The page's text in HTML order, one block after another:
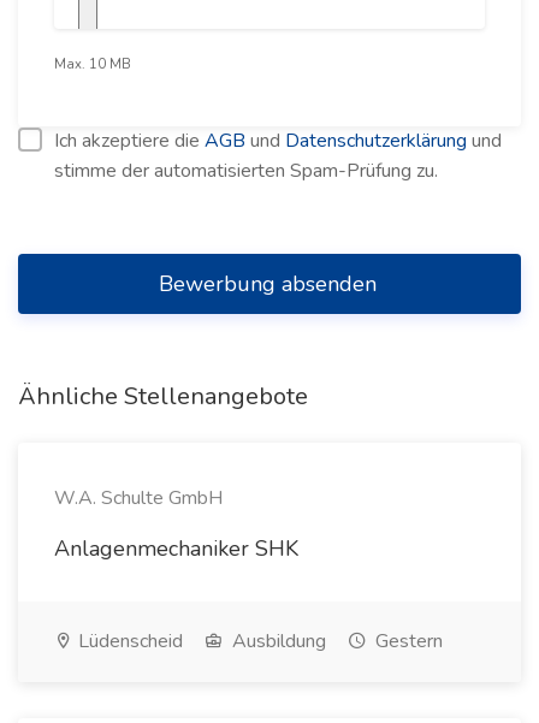
Max. 10 MB
Ich akzeptiere die AGB und Datenschutzerklärung und
stimme der automatisierten Spam-Prüfung zu.
Bewerbung absenden
Ähnliche Stellenangebote
W.A. Schulte GmbH
Anlagenmechaniker SHK
Lüdenscheid Ausbildung Gestern